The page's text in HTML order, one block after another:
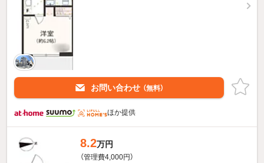
お問い合わせ （無料）
ほか提供
8.2万円
（管理費4,000円）